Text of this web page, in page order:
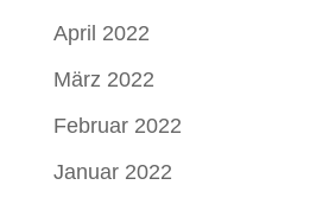
April 2022
März 2022
Februar 2022
Januar 2022